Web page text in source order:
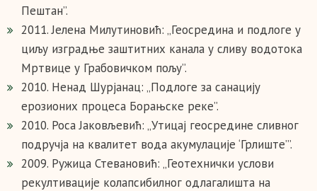
Пештан”.
2011. Јелена Милутиновић: „Геосредина и подлоге у
циљу изградње заштитних канала у сливу водотока
Мртвице у Грабовичком пољу”.
2010. Ненад Шурјанац: „Подлоге за санацију
ерозионих процеса Борањске реке”.
2010. Роса Јаковљевић: „Утицај геосредине сливног
подручја на квалитет вода акумулације ‘Грлиште’”.
2009. Ружица Стевановић: „Геотехнички услови
рекултивације колапсибилног одлагалишта на